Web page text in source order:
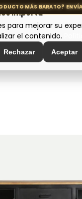
de Diseño > Muebles
importa
para mejorar su
el contenido.
Rechazar Aceptar